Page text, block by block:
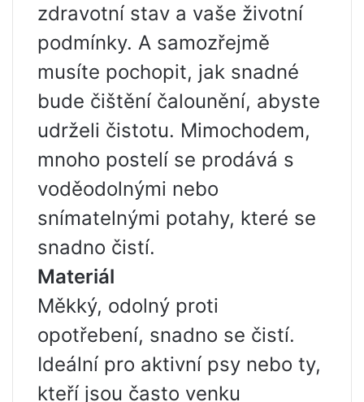
zdravotní stav a vaše životní
podmínky. A samozřejmě
musíte pochopit, jak snadné
bude čištění čalounění, abyste
udrželi čistotu. Mimochodem,
mnoho postelí se prodává s
voděodolnými nebo
snímatelnými potahy, které se
snadno čistí.
Materiál
Měkký, odolný proti
opotřebení, snadno se čistí.
Ideální pro aktivní psy nebo ty,
kteří jsou často venku